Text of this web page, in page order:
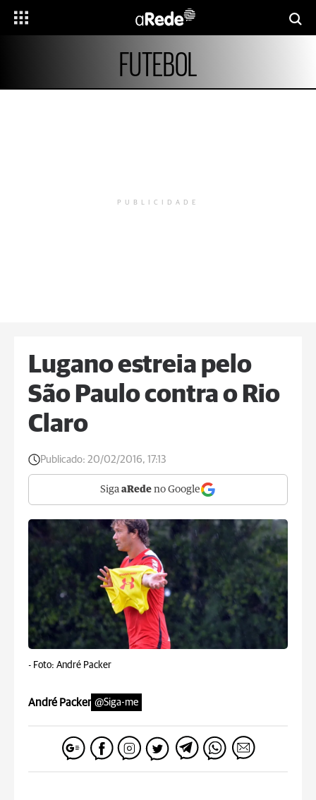
FUTEBOL
PUBLICIDADE
Lugano estreia pelo
São Paulo contra o Rio
Claro
Publicado: 20/02/2016, 17:13
Siga aRede no Google
- Foto: André Packer
André Packer @Siga-me